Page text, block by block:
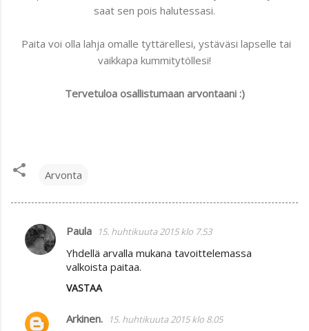
saat sen pois halutessasi.
Paita voi olla lahja omalle tyttärellesi, ystäväsi lapselle tai
vaikkapa kummitytöllesi!
Tervetuloa osallistumaan arvontaani :)
Arvonta
K
o
e
Paula 15. huhtikuuta 2015 klo 7.53
Yhdellä arvalla mukana tavoittelemassa
valkoista paitaa.
VASTAA
Arkinen. 15. huhtikuuta 2015 klo 8.05